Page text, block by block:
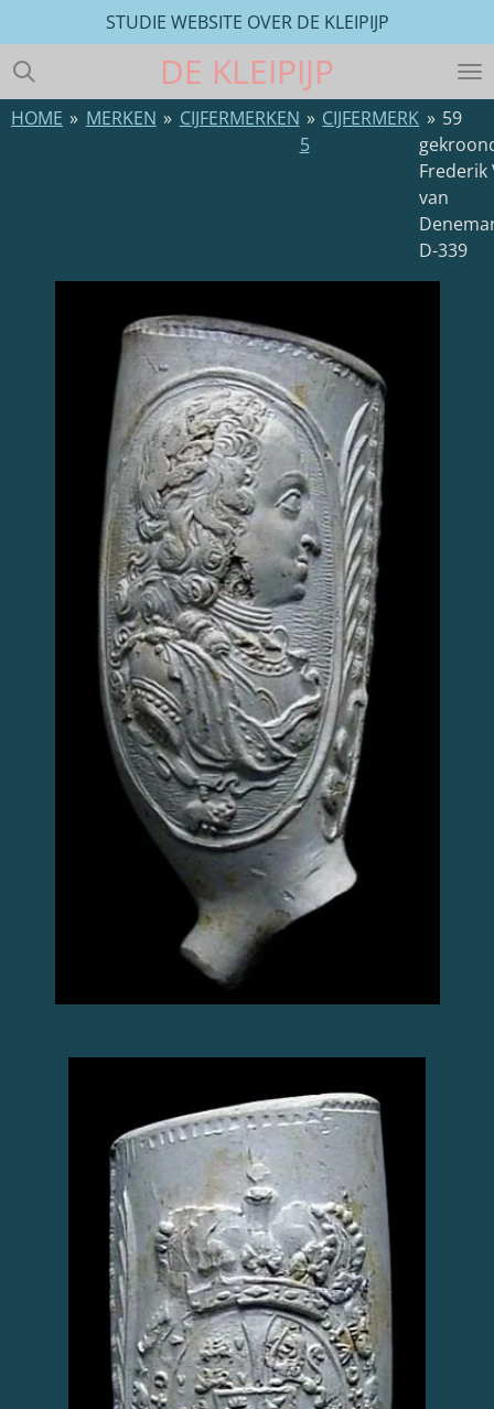
direct
naar
de
hoofdinhoud
DE KLEIPIJP
STUDIE WEBSITE OVER DE KLEIPIJP
HOME » MERKEN » CIJFERMERKEN » CIJFERMERK
5
» 59
Frederik
van
D-339